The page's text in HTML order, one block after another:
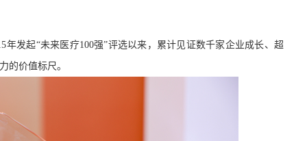
年发起“未来医疗100强”评选以来，累计见证数千家企业成长、超
的价值标尺。